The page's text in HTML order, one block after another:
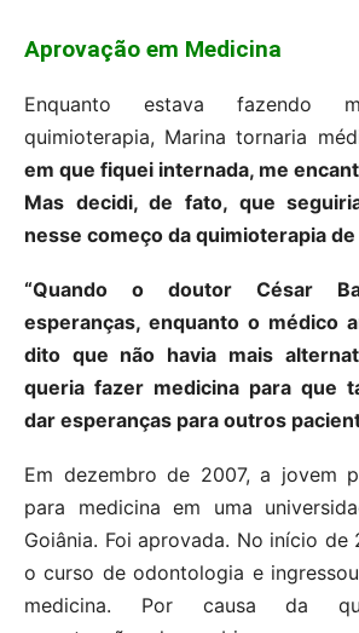
Aprovação em Medicina
Enquanto estava fazendo
quimioterapia, Marina tornaria
em que fiquei internada, me
Mas decidi, de fato, que
nesse começo da quimioterapia de
“Quando o doutor César
esperanças, enquanto o médico
dito que não havia mais
queria fazer medicina para que
dar esperanças para outros
Em dezembro de 2007, a jovem
para medicina em uma
Goiânia. Foi aprovada. No início de
o curso de odontologia e
medicina. Por causa da